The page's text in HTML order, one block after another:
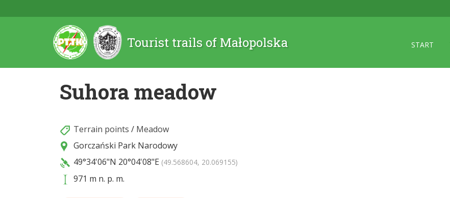
Tourist trails of Małopolska START
Suhora meadow
Terrain points / Meadow
Gorczański Park Narodowy
49°34'06"N 20°04'08"E (49.568604, 20.069155)
971 m n. p. m.